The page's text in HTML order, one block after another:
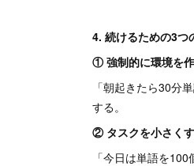
4. 続けるための3つ
① 強制的に環境を
「朝起きたら30分
する。
② タスクを小さく
「今日は単語を